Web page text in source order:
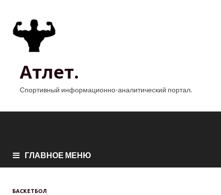
Атлет.
Спортивный информационно-аналитический портал.
ГЛАВНОЕ МЕНЮ
БАСКЕТБОЛ